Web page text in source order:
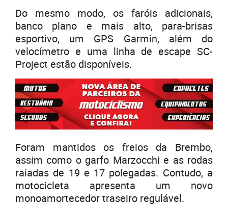
Do mesmo modo, os faróis adicionais,
banco plano e mais alto, para-brisas
esportivo, um GPS Garmin, além do
velocímetro e uma linha de escape SC-
Project estão disponíveis.
Foram mantidos os freios da Brembo,
assim como o garfo Marzocchi e as rodas
raiadas de 19 e 17 polegadas. Contudo, a
motocicleta apresenta um novo
monoamortecedor traseiro regulável.